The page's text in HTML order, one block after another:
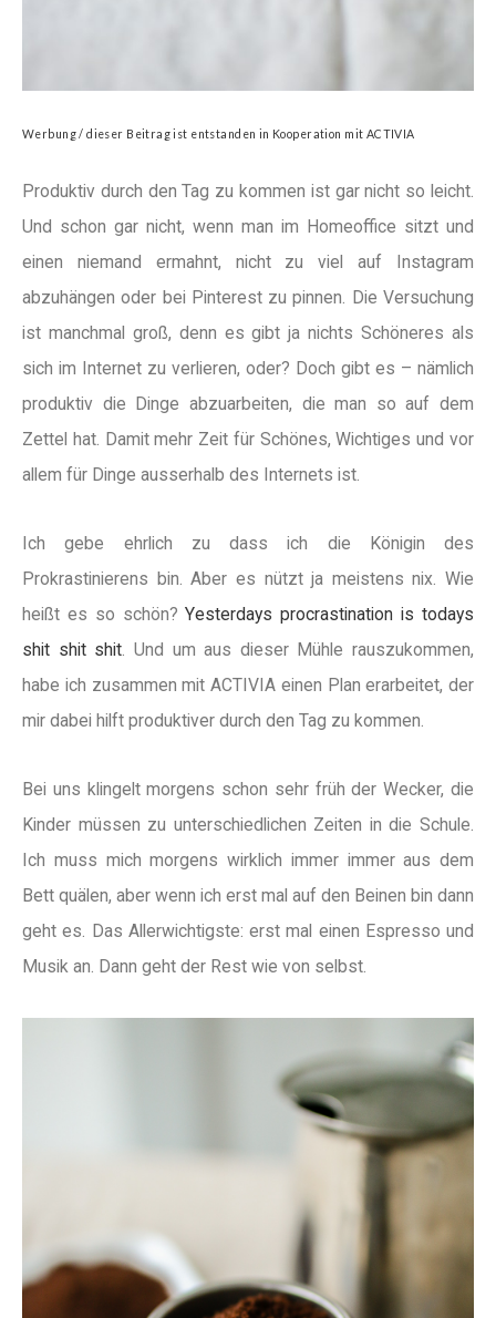
Werbung / dieser Beitrag ist entstanden in Kooperation mit ACTIVIA
Produktiv durch den Tag zu kommen ist gar nicht so leicht.
Und schon gar nicht, wenn man im Homeoffice sitzt und
einen niemand ermahnt, nicht zu viel auf Instagram
abzuhängen oder bei Pinterest zu pinnen. Die Versuchung
ist manchmal groß, denn es gibt ja nichts Schöneres als
sich im Internet zu verlieren, oder? Doch gibt es – nämlich
produktiv die Dinge abzuarbeiten, die man so auf dem
Zettel hat. Damit mehr Zeit für Schönes, Wichtiges und vor
allem für Dinge ausserhalb des Internets ist.
Ich gebe ehrlich zu dass ich die Königin des
Prokrastinierens bin. Aber es nützt ja meistens nix. Wie
heißt es so schön?Yesterdays procrastination is todays
shit shit shit. Und um aus dieser Mühle rauszukommen,
habe ich zusammen mit ACTIVIA einen Plan erarbeitet, der
mir dabei hilft produktiver durch den Tag zu kommen.
Bei uns klingelt morgens schon sehr früh der Wecker, die
Kinder müssen zu unterschiedlichen Zeiten in die Schule.
Ich muss mich morgens wirklich immer immer aus dem
Bett quälen, aber wenn ich erst mal auf den Beinen bin dann
geht es. Das Allerwichtigste: erst mal einen Espresso und
Musik an. Dann geht der Rest wie von selbst.